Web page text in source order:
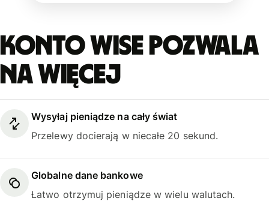
Konto Wise pozwala
na więcej
Wysyłaj pieniądze na cały świat
Przelewy docierają w niecałe 20 sekund.
Globalne dane bankowe
Łatwo otrzymuj pieniądze w wielu walutach.